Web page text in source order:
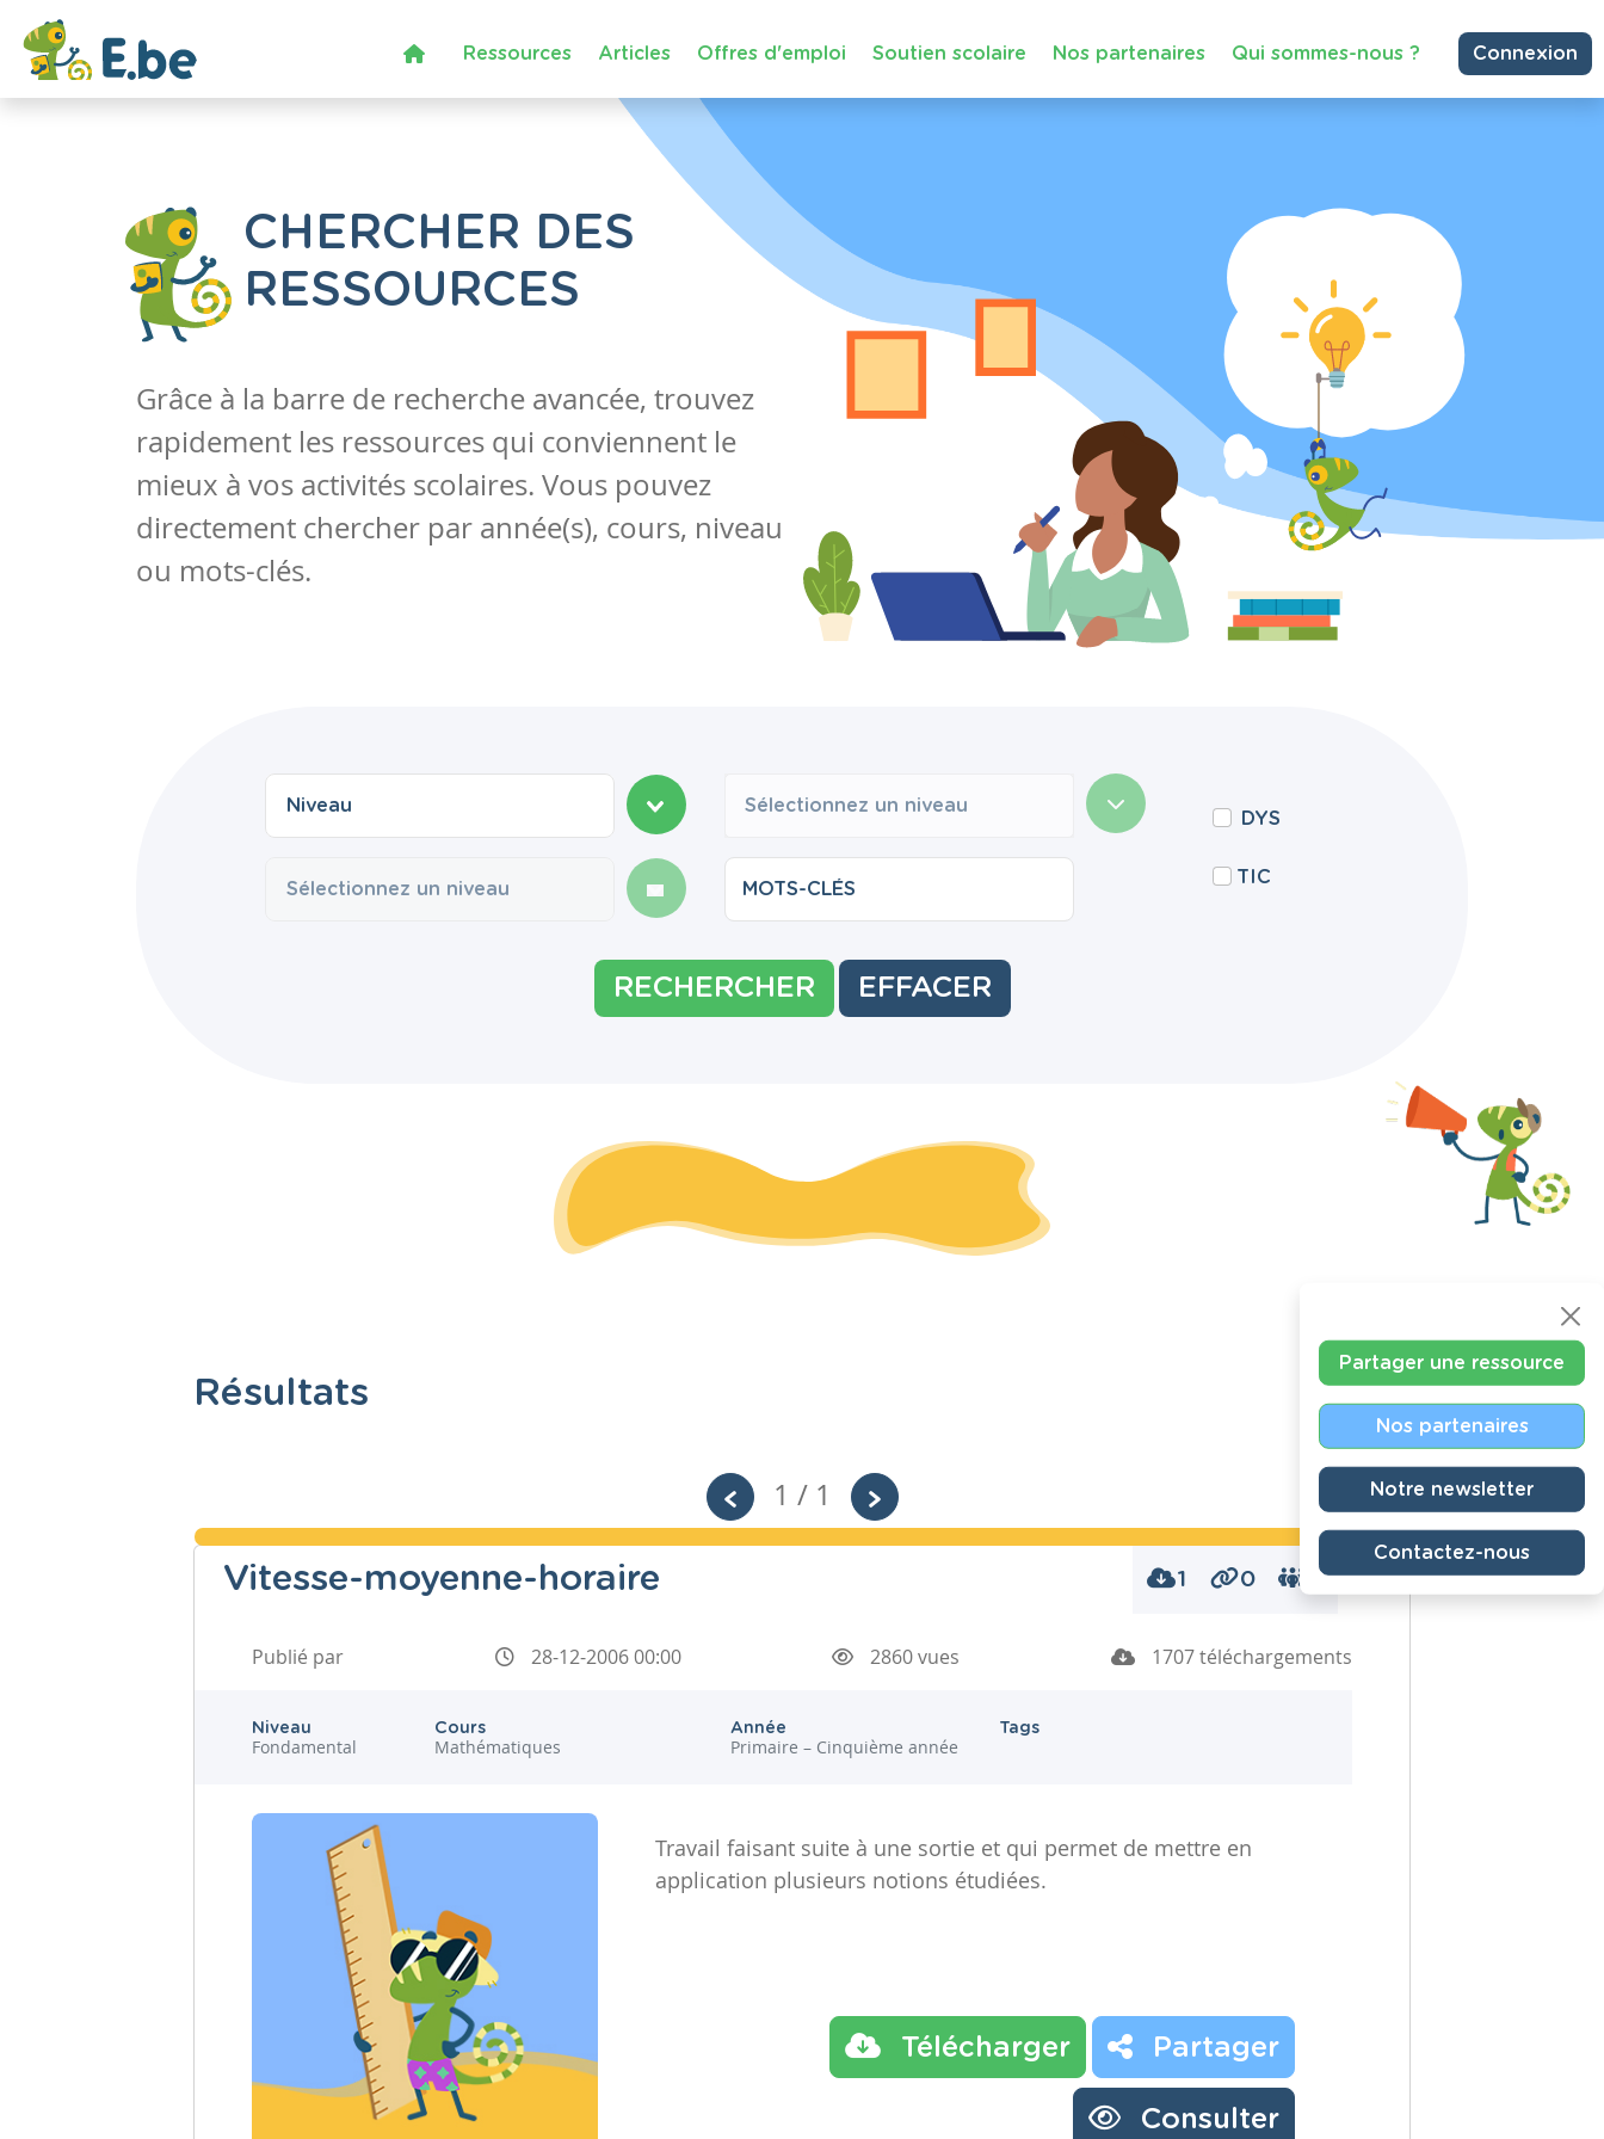
Ressources Articles Offres d'emploi Soutien scolaire Nos partenaires Qui sommes-nous ? Connexion
CHERCHER DES
RESSOURCES
Grâce à la barre de recherche avancée, trouvez
rapidement les ressources qui conviennent le
mieux à vos activités scolaires. Vous pouvez
directement chercher par année(s), cours, niveau
ou mots-clés.
Sélectionnez un niveau
DYS
TIC
RECHERCHER EFFACER
Résultats
1 / 1
Vitesse-moyenne-horaire 1 0 0
Publié par 28-12-2006 00:00 2860 vues 1707 téléchargements
Niveau
Fondamental
Cours
Mathématiques
Année
Primaire – Cinquième année
Tags
Travail faisant suite à une sortie et qui permet de mettre en
application plusieurs notions étudiées.
Télécharger Partager
Consulter
Partager une ressource
Nos partenaires
Notre newsletter
Contactez-nous